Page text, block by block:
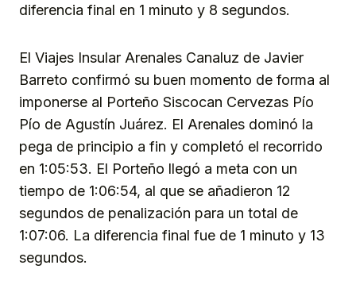
diferencia final en 1 minuto y 8 segundos.
El Viajes Insular Arenales Canaluz de Javier
Barreto confirmó su buen momento de forma al
imponerse al Porteño Siscocan Cervezas Pío
Pío de Agustín Juárez. El Arenales dominó la
pega de principio a fin y completó el recorrido
en 1:05:53. El Porteño llegó a meta con un
tiempo de 1:06:54, al que se añadieron 12
segundos de penalización para un total de
1:07:06. La diferencia final fue de 1 minuto y 13
segundos.